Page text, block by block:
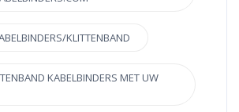
KLITTENBAND
KABELBINDERS MET UW